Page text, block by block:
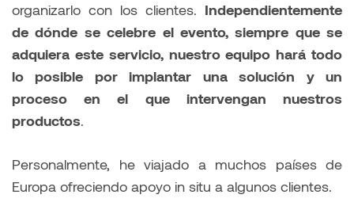
organizarlo con los clientes. Independientemente
de dónde se celebre el evento, siempre que se
adquiera este servicio, nuestro equipo hará todo
lo posible por implantar una solución y un
proceso en el que intervengan nuestros
productos.
Personalmente, he viajado a muchos países de
Europa ofreciendo apoyo in situ a algunos clientes.